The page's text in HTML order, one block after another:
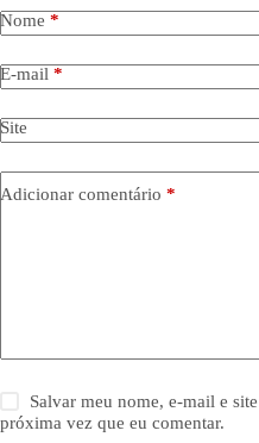
Nome *
E-mail *
Site
Adicionar comentário *
Salvar meu nome, e-mail e
próxima vez que eu comentar.